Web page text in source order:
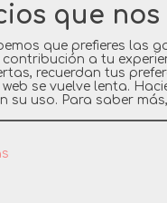
que
que prefieres las
a tu
recuerdan tus
se vuelve lenta.
su uso. Para saber